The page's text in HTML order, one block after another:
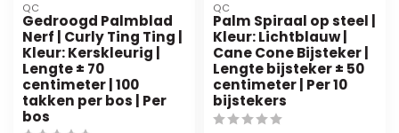
QC
Gedroogd Palmblad
Nerf | Curly Ting Ting |
Kleur: Kerskleurig |
Lengte ± 70
centimeter | 100
takken per bos | Per
bos
QC
Palm Spiraal op steel |
Kleur: Lichtblauw |
Cane Cone Bijsteker |
Lengte bijsteker ± 50
centimeter | Per 10
bijstekers